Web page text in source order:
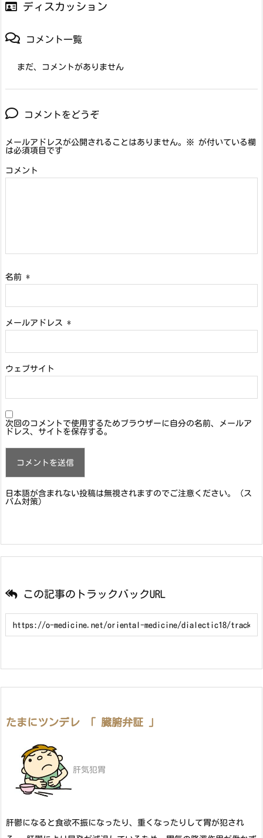
ディスカッション
コメント一覧
まだ、コメントがありません
コメントをどうぞ
メールアドレスが公開されることはありません。 ※ が付いている欄
は必須項目です
コメント
名前 *
メールアドレス *
ウェブサイト
次回のコメントで使用するためブラウザーに自分の名前、メールア
ドレス、サイトを保存する。
日本語が含まれない投稿は無視されますのでご注意ください。（ス
パム対策）
この記事のトラックバックURL
たまにツンデレ 「 臓腑弁証 」
肝気犯胃
肝鬱になると食欲不振になったり、重くなったりして胃が犯され